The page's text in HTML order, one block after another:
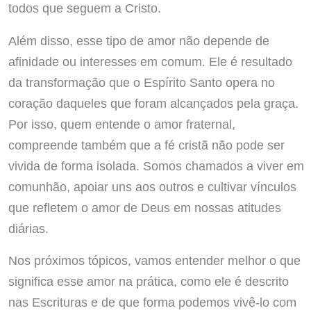
todos que seguem a Cristo.
Além disso, esse tipo de amor não depende de
afinidade ou interesses em comum. Ele é resultado
da transformação que o Espírito Santo opera no
coração daqueles que foram alcançados pela graça.
Por isso, quem entende o amor fraternal,
compreende também que a fé cristã não pode ser
vivida de forma isolada. Somos chamados a viver em
comunhão, apoiar uns aos outros e cultivar vínculos
que refletem o amor de Deus em nossas atitudes
diárias.
Nos próximos tópicos, vamos entender melhor o que
significa esse amor na prática, como ele é descrito
nas Escrituras e de que forma podemos vivê-lo com